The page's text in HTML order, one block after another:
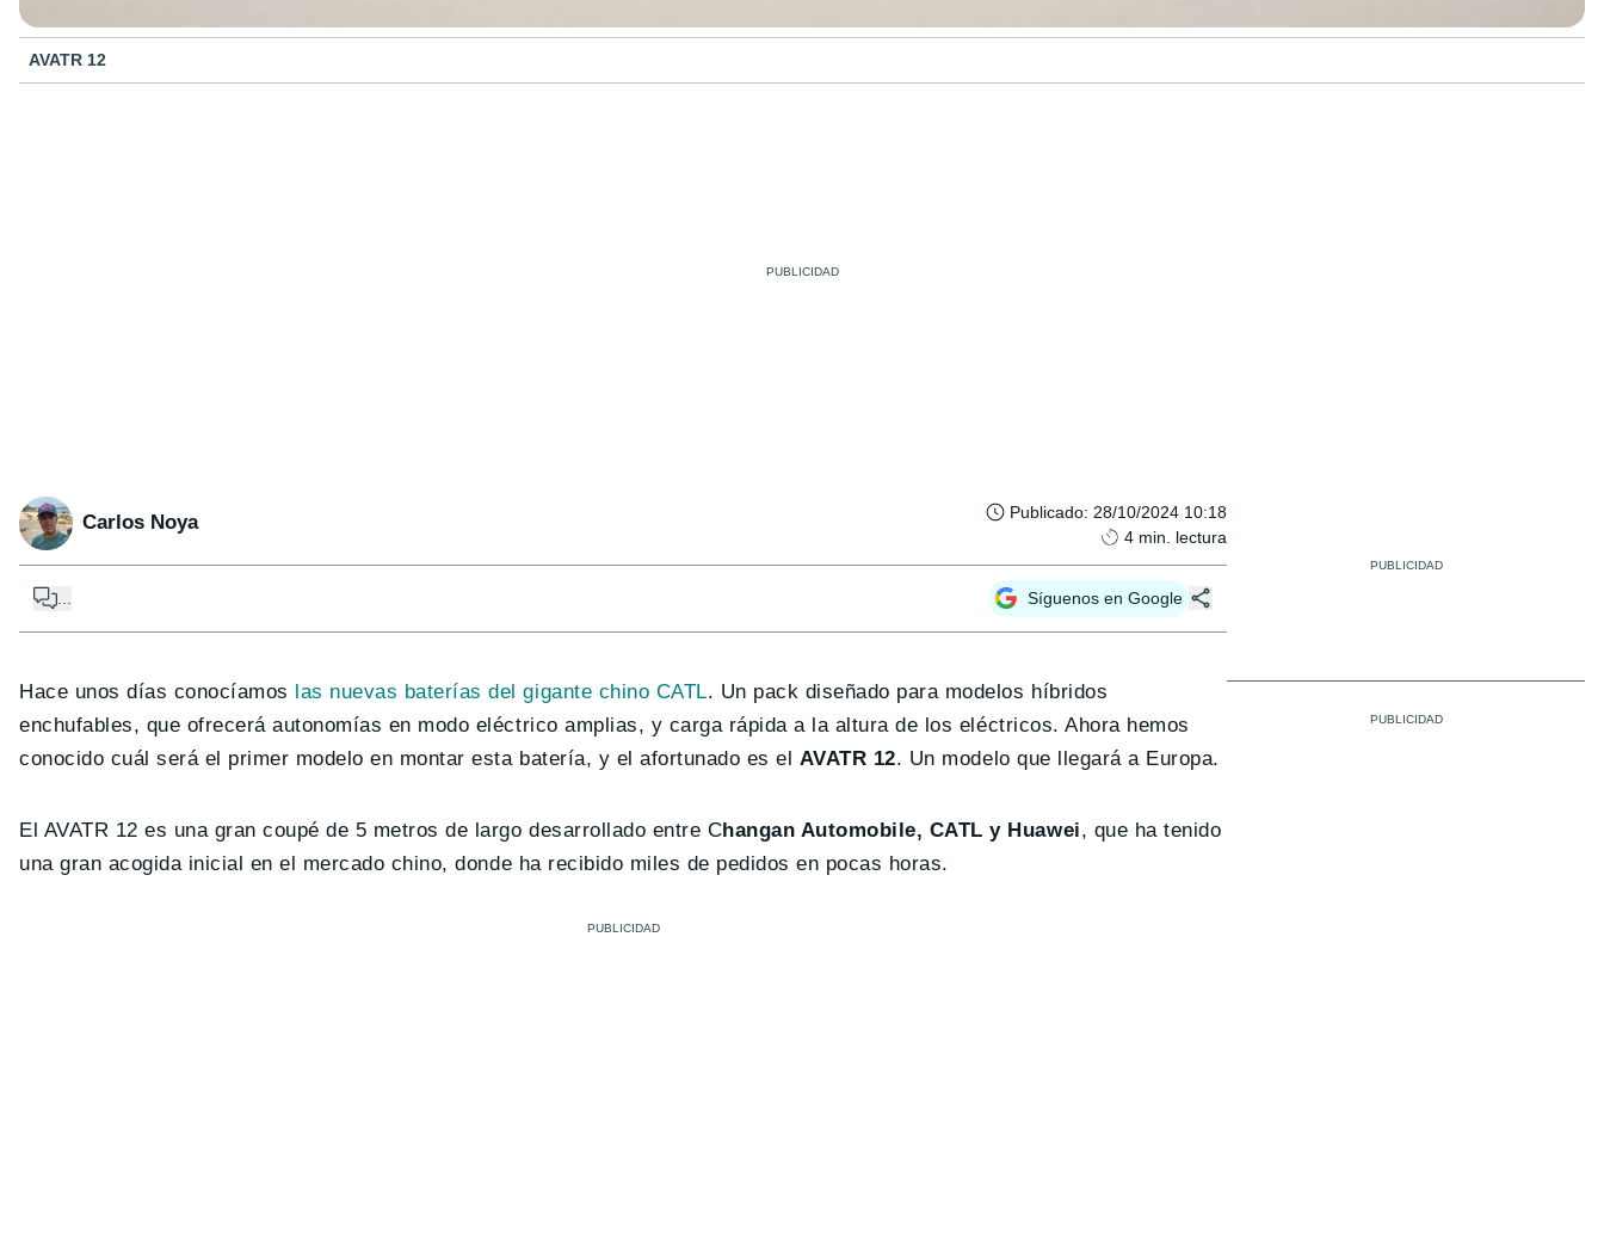
AVATR 12
Carlos Noya Publicado: 28/10/2024 10:18
4 min. lectura
Síguenos en Google
Hace unos días conocíamos las nuevas baterías del gigante chino CATL. Un pack diseñado para modelos híbridos
enchufables, que ofrecerá autonomías en modo eléctrico amplias, y carga rápida a la altura de los eléctricos. Ahora hemos
conocido cuál será el primer modelo en montar esta batería, y el afortunado es el AVATR 12. Un modelo que llegará a Europa.
El AVATR 12 es una gran coupé de 5 metros de largo desarrollado entre Changan Automobile, CATL y Huawei, que ha tenido
una gran acogida inicial en el mercado chino, donde ha recibido miles de pedidos en pocas horas.